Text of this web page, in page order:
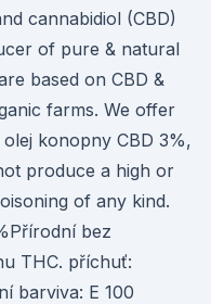
cannabidiol (CBD)
of pure & natural
based on CBD &
farms. We offer
konopny CBD 3%,
produce a high or
of any kind.
bez
THC. příchuť:
barviva: E 100